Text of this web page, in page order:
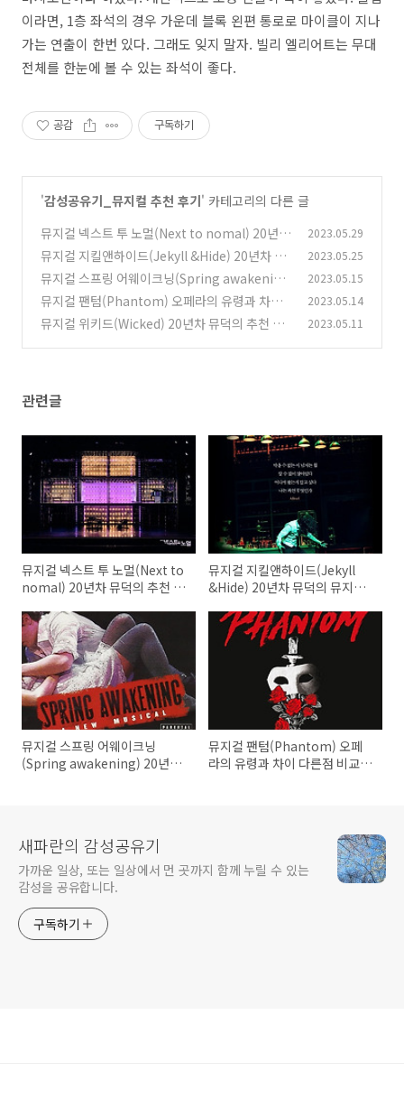
이라면, 1층 좌석의 경우 가운데 블록 왼편 통로로 마이클이 지나
가는 연출이 한번 있다. 그래도 잊지 말자. 빌리 엘리어트는 무대
전체를 한눈에 볼 수 있는 좌석이 좋다.
공감 구독하기
'감성공유기_뮤지컬 추천 후기' 카테고리의 다른 글
뮤지컬 넥스트 투 노멀(Next to nomal) 20년차
뮤덕의 추천 후기 좌석 예매 (0)
2023.05.29
뮤지컬 지킬앤하이드(Jekyll &Hide) 20년차 뮤
덕의 뮤지컬 추천 후기 (0)
2023.05.25
뮤지컬 스프링 어웨이크닝(Spring awakenin
g) 20년차 뮤덕의 후기 추천 좌석 예매
(0)
2023.05.15
뮤지컬 팬텀(Phantom) 오페라의 유령과 차이
다른점 비교 20년차 뮤덕의 추천 후기 예매 좌석
2023.05.14
뮤지컬 위키드(Wicked) 20년차 뮤덕의 추천 후
2023.05.11
관련글
뮤지컬 넥스트 투 노멀(Next to
nomal) 20년차 뮤덕의 추천 후
뮤지컬 지킬앤하이드(Jekyll
&Hide) 20년차 뮤덕의 뮤지컬
뮤지컬 스프링 어웨이크닝
(Spring awakening) 20년차
뮤지컬 팬텀(Phantom) 오페
라의 유령과 차이 다른점 비교
새파란의 감성공유기
가까운 일상, 또는 일상에서 먼 곳까지 함께 누릴 수 있는
감성을 공유합니다.
구독하기